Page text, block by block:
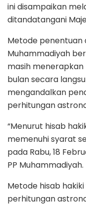
ini disampaikan
ditandatangani
Metode penentuan
Muhammadiyah
masih
bulan secara
mengandalkan
perhitungan
“Menurut hisab
memenuhi syarat
pada Rabu, 18
PP Muhammadiyah.
Metode hisab
perhitungan